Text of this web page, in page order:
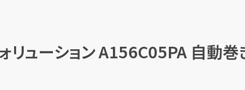
リューション A156C05PA 自動巻